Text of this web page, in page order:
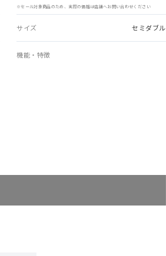
※セール対象商品のため、実際の価格は店舗へお問い合わせください
サイズ セミダブル
機能・特徴